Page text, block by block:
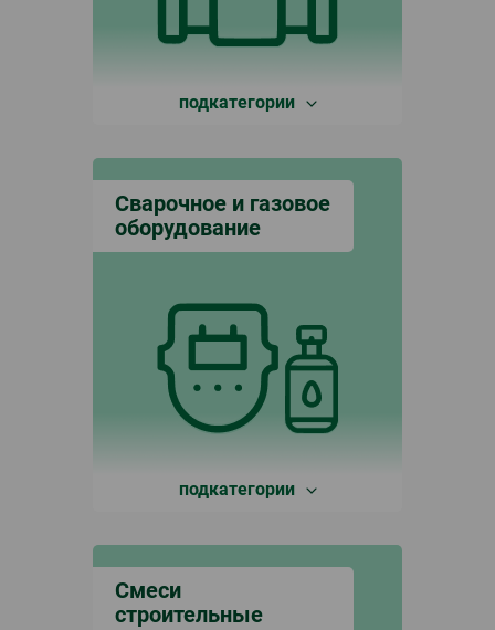
подкатегории
Сварочное и газовое
оборудование
подкатегории
Смеси
строительные